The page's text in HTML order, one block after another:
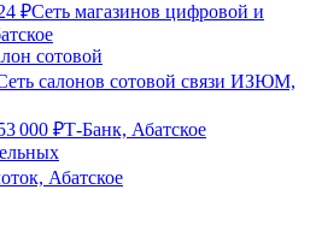
₽Сеть магазинов цифровой и
сотовой
салонов сотовой связи ИЗЮМ,
000 ₽Т-Банк, Абатское
Абатское